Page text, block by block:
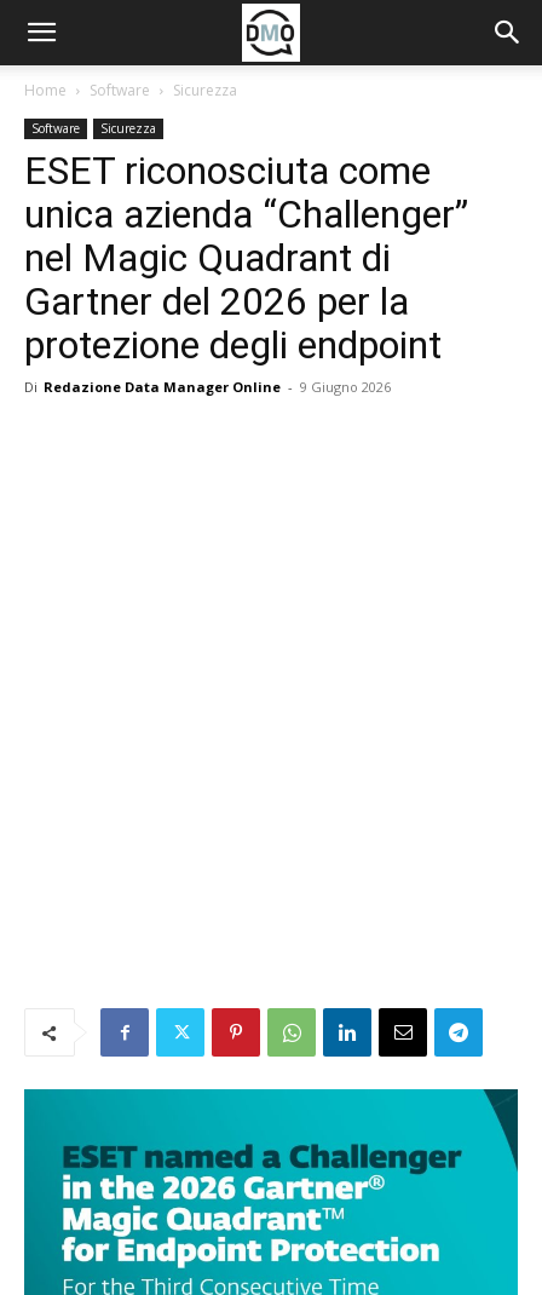
Home Software Sicurezza
Software Sicurezza
ESET riconosciuta come
unica azienda “Challenger”
nel Magic Quadrant di
Gartner del 2026 per la
protezione degli endpoint
Di Redazione Data Manager Online - 9 Giugno 2026